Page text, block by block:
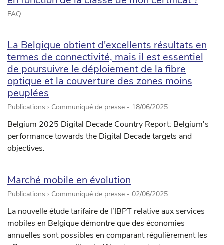
FAQ
La Belgique obtient d'excellents résultats en
termes de connectivité, mais il est essentiel
de poursuivre le déploiement de la fibre
optique et la couverture des zones moins
peuplées
Publications › Communiqué de presse - 18/06/2025
Belgium 2025 Digital Decade Country Report: Belgium's
performance towards the Digital Decade targets and
objectives.
Marché mobile en évolution
Publications › Communiqué de presse - 02/06/2025
La nouvelle étude tarifaire de l’IBPT relative aux services
mobiles en Belgique démontre que des économies
annuelles sont possibles en comparant régulièrement les